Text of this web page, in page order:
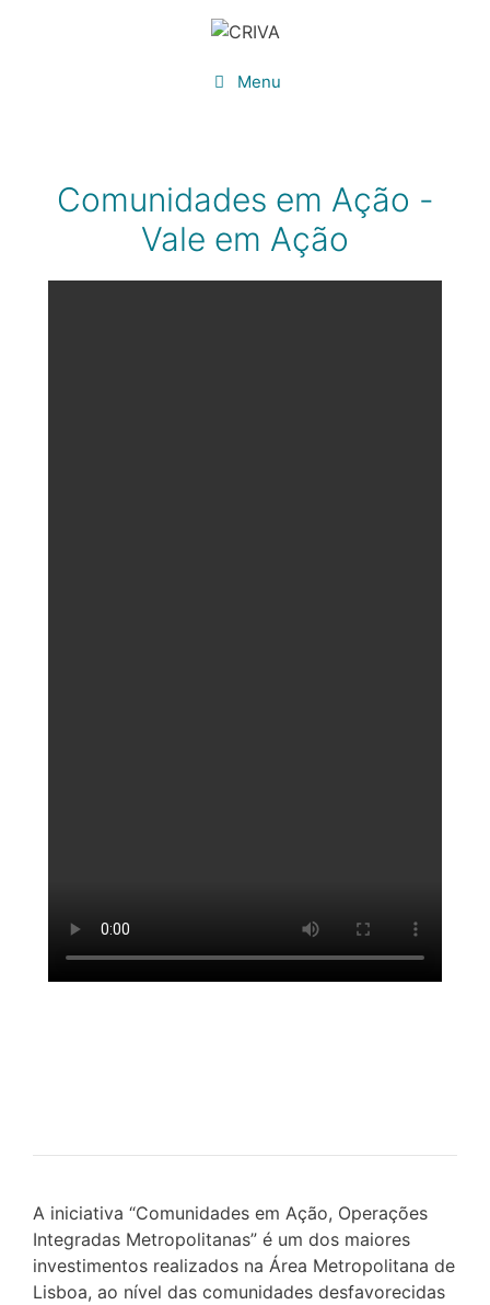
Menu
Comunidades em Ação -
Vale em Ação
A iniciativa “Comunidades em Ação, Operações
Integradas Metropolitanas” é um dos maiores
investimentos realizados na Área Metropolitana de
Lisboa, ao nível das comunidades desfavorecidas